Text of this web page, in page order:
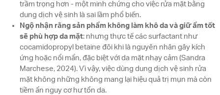
trầm trọng hơn - một minh chứng cho việc rửa mặt bằng
dung dịch vệ sinh là sai lầm phổ biến.
Ngộ nhận rằng sản phẩm không làm khô da và giữ ẩm tốt
sẽ phù hợp da mặt: nhưng thực tế các surfactant như
cocamidopropyl betaine đôi khi là nguyên nhân gây kích
ứng hoặc nổi mẩn, đặc biệt với da mặt nhạy cảm (Sandra
Marchese, 2024). Vì vậy, việc dùng dung dịch vệ sinh rửa
mặt không những không mang lại hiệu quả trị mụn mà còn
tiềm ẩn nguy cơ hư tổn da.